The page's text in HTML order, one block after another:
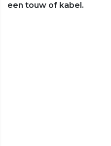
een touw of kabel.